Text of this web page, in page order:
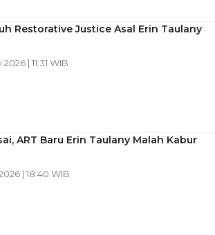
Restorative Justice Asal Erin Taulany
| 11:31 WIB
ART Baru Erin Taulany Malah Kabur
| 18:40 WIB